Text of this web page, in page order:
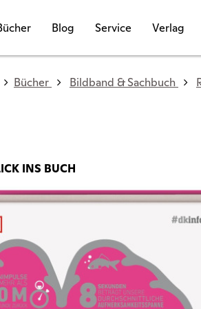
Blog Service Verlag
Bücher Bildband & Sachbuch
INS BUCH